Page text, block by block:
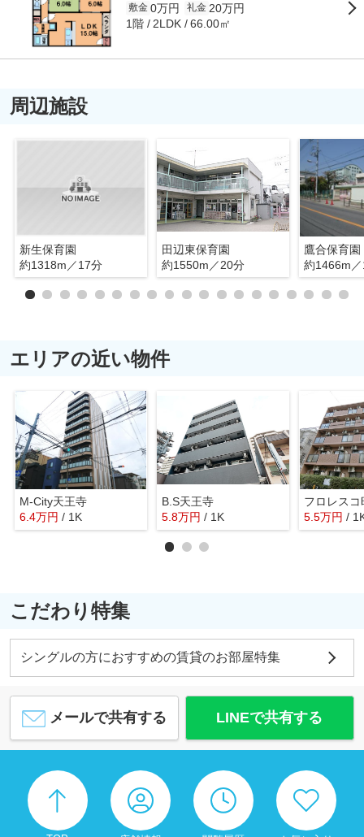
敷金 0万円 礼金 20万円
1階 2LDK 66.00㎡
周辺施設
新生保育園
約1318m／17分
田辺東保育園
約1550m／20分
鷹合保育園
約1466m
エリアの近い物件
M-City天王寺
6.4万円 / 1K
B.S天王寺
5.8万円 / 1K
フロレスコ
5.5万円 /
こだわり特集
シングルの方におすすめの賃貸のお部屋特集
メールで共有する LINEで共有する